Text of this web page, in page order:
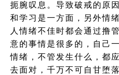
扼腕叹息。导致破戒的原
和学习是一方面，另外情
人情绪不佳时都会通过撸
意的事情是很多的，自己
情绪，不管发生什么，都
去面对，千万不可自甘堕